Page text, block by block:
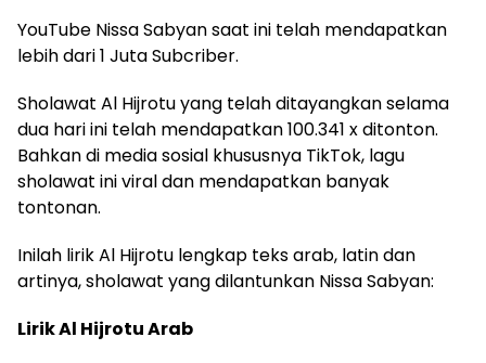
YouTube Nissa Sabyan saat ini telah mendapatkan
lebih dari 1 Juta Subcriber.
Sholawat Al Hijrotu yang telah ditayangkan selama
dua hari ini telah mendapatkan 100.341 x ditonton.
Bahkan di media sosial khususnya TikTok, lagu
sholawat ini viral dan mendapatkan banyak
tontonan.
Inilah lirik Al Hijrotu lengkap teks arab, latin dan
artinya, sholawat yang dilantunkan Nissa Sabyan:
Lirik Al Hijrotu Arab